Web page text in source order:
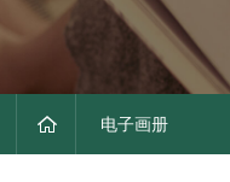
电子画册